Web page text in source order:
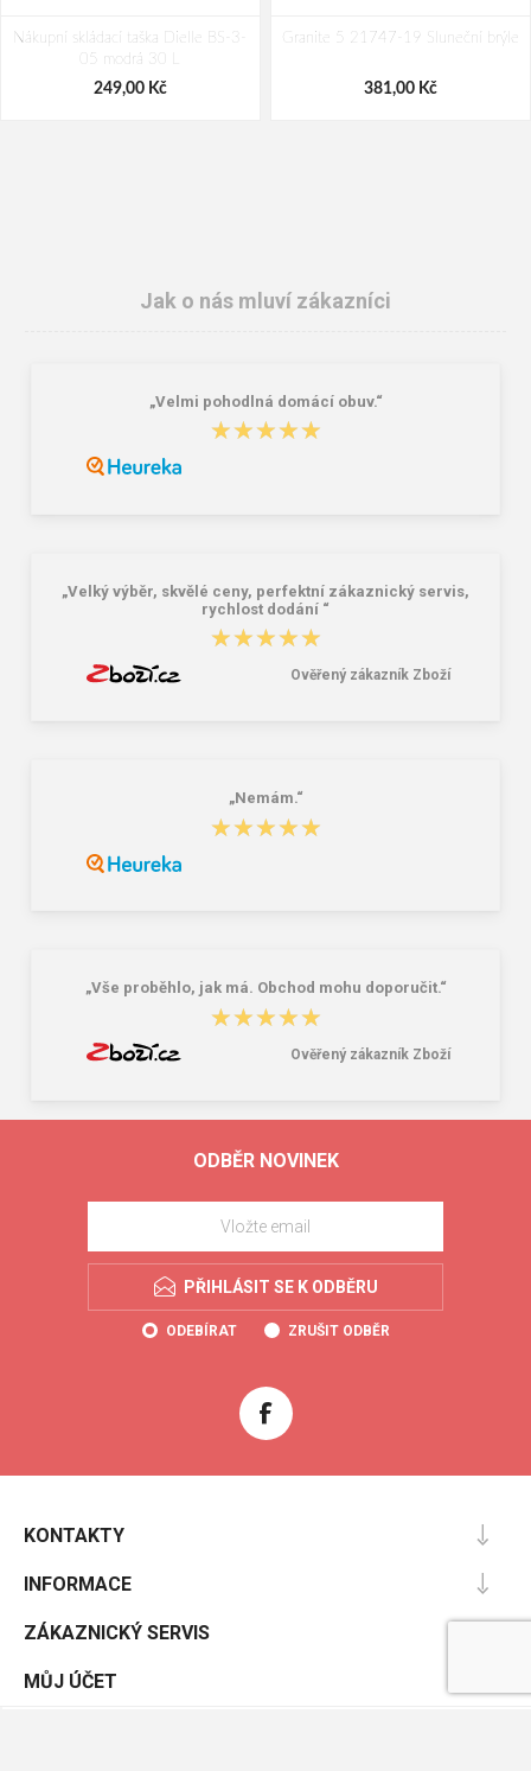
Nákupní skládací taška Dielle BS-3-
05 modrá 30 L
249,00 Kč
Granite 5 21747-19 Sluneční brýle
381,00 Kč
VM Footwear 3105 Univerzální
elastické tkaničky se zdrhovadlem
na přezůvky / tělocvik - medvídek
Jak o nás mluví zákazníci
„Velmi pohodlná domácí obuv.“
★★★★★
★★★★★
„Velký výběr, skvělé ceny, perfektní zákaznický servis,
rychlost dodání “
★★★★★
★★★★★
Ověřený zákazník Zboží
„Nemám.“
★★★★★
★★★★★
„Vše proběhlo, jak má. Obchod mohu doporučit.“
★★★★★
★★★★★
Ověřený zákazník Zboží
ODBĚR NOVINEK
PŘIHLÁSIT SE K ODBĚRU
ODEBÍRAT ZRUŠIT ODBĚR
KONTAKTY
INFORMACE
ZÁKAZNICKÝ SERVIS
MŮJ ÚČET